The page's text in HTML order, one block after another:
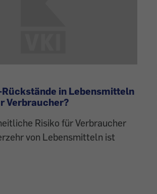
in Lebensmitteln
Verbraucher?
Risiko für Verbraucher
von Lebensmitteln ist